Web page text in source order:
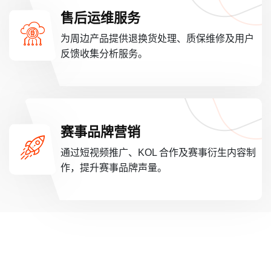
售后运维服务
为周边产品提供退换货处理、质保维修及用户
反馈收集分析服务。
赛事品牌营销
通过短视频推广、KOL 合作及赛事衍生内容制
作，提升赛事品牌声量。